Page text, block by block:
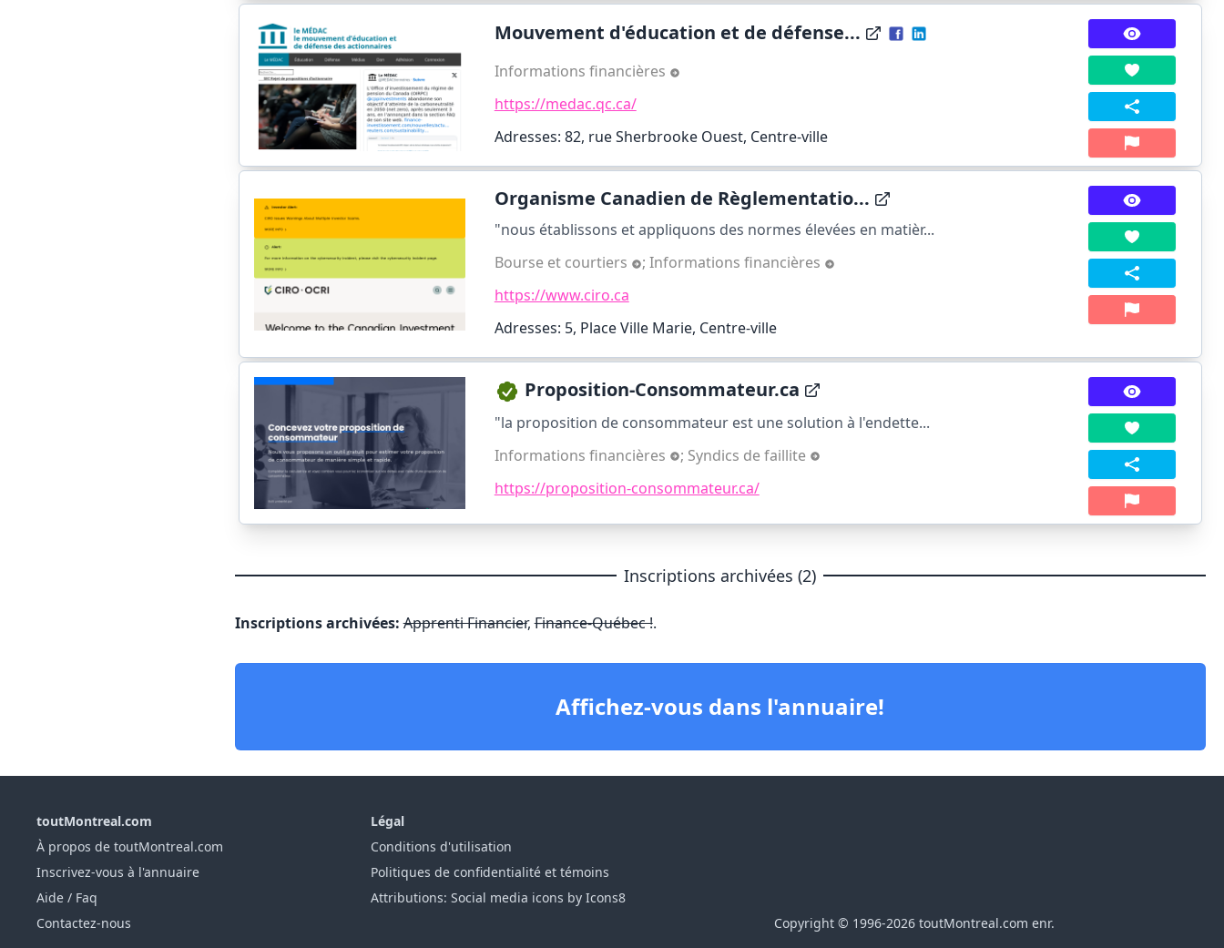
Mouvement d'éducation et de défense...
Informations financières
https://medac.qc.ca/
Adresses: 82, rue Sherbrooke Ouest, Centre-ville
Organisme Canadien de Règlementatio...
"nous établissons et appliquons des normes élevées en matièr...
Bourse et courtiers
; Informations financières
https://www.ciro.ca
Adresses: 5, Place Ville Marie, Centre-ville
Proposition-Consommateur.ca
"la proposition de consommateur est une solution à l'endette...
Informations financières
; Syndics de faillite
https://proposition-consommateur.ca/
Inscriptions archivées (2)
Inscriptions archivées: Apprenti Financier,Finance-Québec !.
Affichez-vous dans l'annuaire!
toutMontreal.com
À propos de toutMontreal.com
Inscrivez-vous à l'annuaire
Aide / Faq
Contactez-nous
Légal
Conditions d'utilisation
Politiques de confidentialité et témoins
Attributions: Social media icons by Icons8
Copyright © 1996-2026 toutMontreal.com enr.